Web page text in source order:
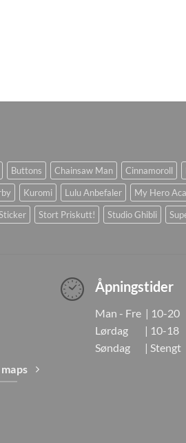
Buttons Chainsaw Man Cinnamoroll
Kuromi Lulu Anbefaler My Hero
Stort Priskutt! Studio Ghibli
Åpningstider
Man - Fre | 10-20
Lørdag | 10-18
Søndag | Stengt